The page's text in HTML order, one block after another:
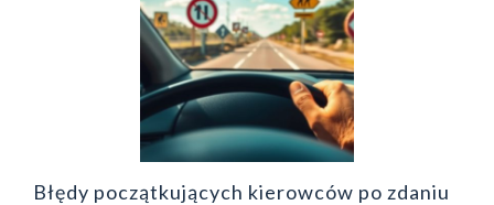
Błędy początkujących kierowców po zdaniu